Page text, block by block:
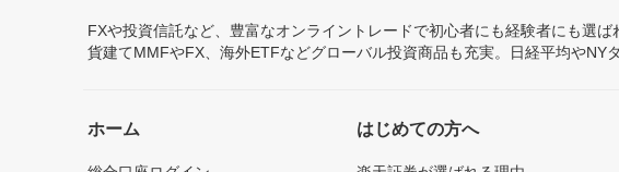
FXや投資信託など、豊富なオンライントレードで初心者にも経験者にも選
貨建てMMFやFX、海外ETFなどグローバル投資商品も充実。日経平均やNY
ホーム はじめての方へ